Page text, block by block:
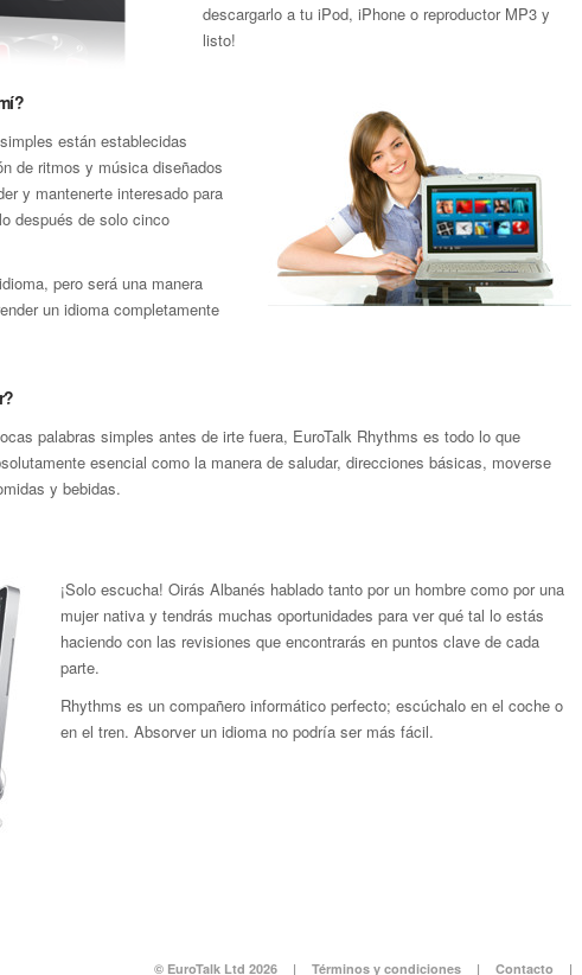
descargarlo a tu iPod, iPhone o reproductor MP3 y
listo!
están establecidas
de ritmos y música diseñados
y mantenerte interesado para
después de solo cinco
pero será una manera
un idioma completamente
palabras simples antes de irte fuera, EuroTalk Rhythms es todo lo que
esencial como la manera de saludar, direcciones básicas, moverse
y bebidas.
¡Solo escucha! Oirás Albanés hablado tanto por un hombre como por una
mujer nativa y tendrás muchas oportunidades para ver qué tal lo estás
haciendo con las revisiones que encontrarás en puntos clave de cada
parte.
Rhythms es un compañero informático perfecto; escúchalo en el coche o
en el tren. Absorver un idioma no podría ser más fácil.
© EuroTalk Ltd 2026 | Términos y condiciones | Contacto |